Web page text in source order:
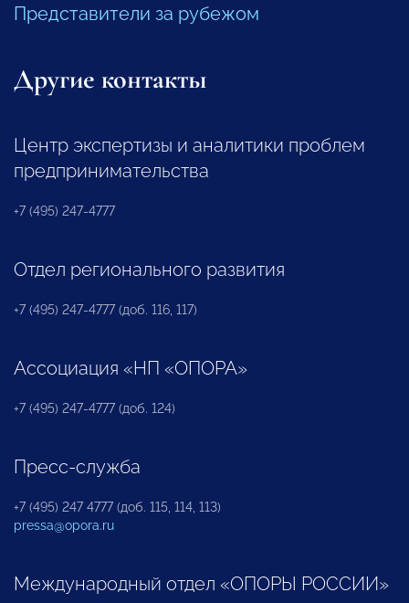
Представители за рубежом
Другие контакты
Центр экспертизы и аналитики проблем
предпринимательства
+7 (495) 247-4777
Отдел регионального развития
+7 (495) 247-4777 (доб. 116, 117)
Ассоциация «НП «ОПОРА»
+7 (495) 247-4777 (доб. 124)
Пресс-служба
+7 (495) 247 4777 (доб. 115, 114, 113)
pressa@opora.ru
Международный отдел «ОПОРЫ РОССИИ»